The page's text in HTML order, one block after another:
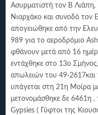
Ασυρματιστή τον Β Λιάπη,
Νιαρχάκο και συνοδό τον
απογειώθηκε από την
989 για το αεροδρόμιο
φθάνουν μετά από 16
εντάχθηκε στο 13ο
απωλειών του 49-
υπάγεται στη 21η Μοίρα
μετονομάσθηκε δε 6461η ,
Gypsies ( Γύφτοι της